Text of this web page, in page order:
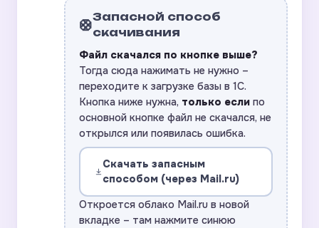
🛟Запасной способ
скачивания
Файл скачался по кнопке выше?
Тогда сюда нажимать не нужно –
переходите к загрузке базы в 1С.
Кнопка ниже нужна, только если по
основной кнопке файл не скачался, не
открылся или появилась ошибка.
Скачать запасным
способом (через Mail.ru)
Откроется облако Mail.ru в новой
вкладке – там нажмите синюю